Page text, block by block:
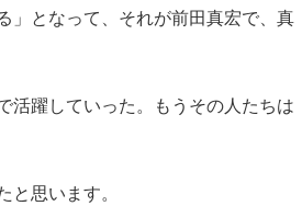
」となって、それが前田真宏で、真
躍していった。もうその人たちは
思います。